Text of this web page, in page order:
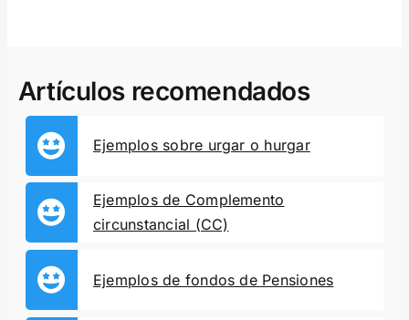
Artículos recomendados
Ejemplos sobre urgar o hurgar
Ejemplos de Complemento
circunstancial (CC)
Ejemplos de fondos de Pensiones